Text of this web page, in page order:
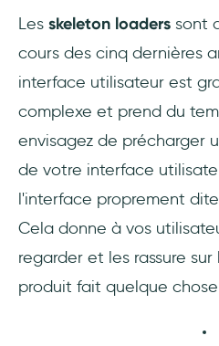
Les skeleton loaders sont
cours des cinq dernières
interface utilisateur est
complexe et prend du
envisagez de précharger
de votre interface
l'interface proprement
Cela donne à vos
regarder et les rassure
produit fait quelque